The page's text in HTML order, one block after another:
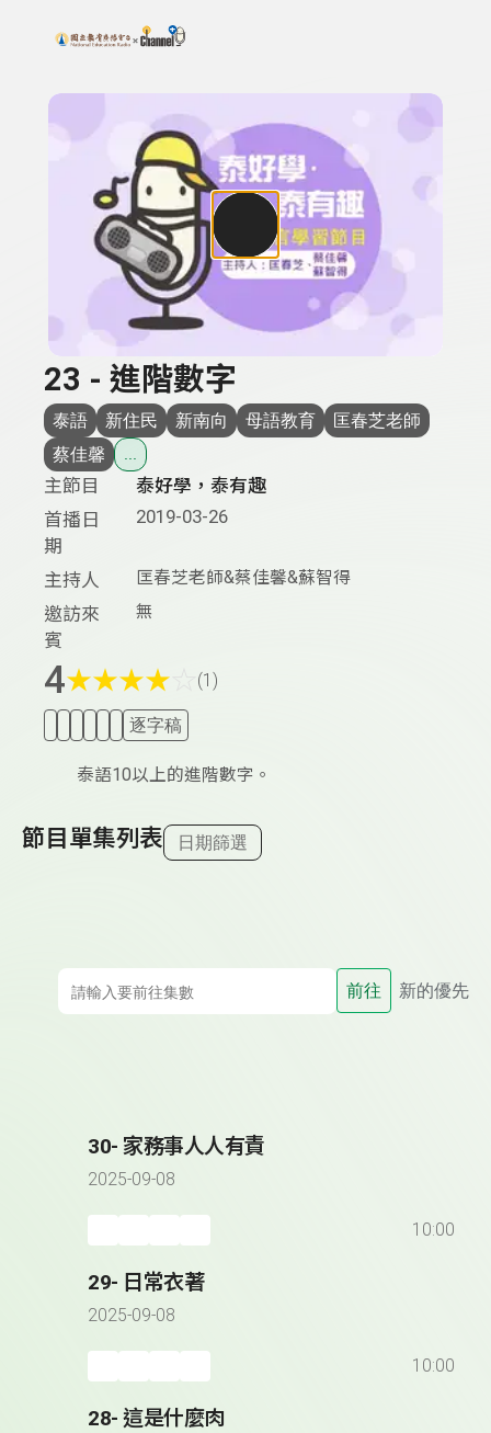
上方功能區塊
搜尋關鍵字：可輸入節目名稱、主持人或關鍵字
23 - 進階數字
泰語 新住民 新南向 母語教育
匡春芝老師
蔡佳馨
...
主節目
泰好學，泰有趣
首播日
期
2019-03-26
主持人 匡春芝老師&蔡佳馨&蘇智得
邀訪來
賓
無
4★★★★ (1)
逐字稿
泰語10以上的進階數字。
節目單集列表 日期篩選
前往 新的優先
30- 家務事人人有責
2025-09-08
10:00
29- 日常衣著
2025-09-08
10:00
28- 這是什麼肉